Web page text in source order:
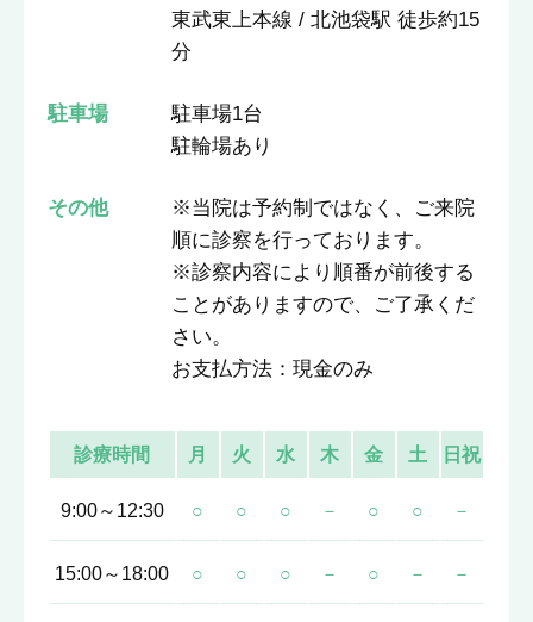
東武東上本線 / 北池袋駅 徒歩約15
分
駐車場
駐車場1台
駐輪場あり
その他
※当院は予約制ではなく、ご来院
順に診察を行っております。
※診察内容により順番が前後する
ことがありますので、ご了承くだ
さい。
お支払方法：現金のみ
診療時間 月 火 水 木 金 土 日祝
9:00～12:30 ○ ○ ○ － ○ ○ －
15:00～18:00 ○ ○ ○ － ○ － －